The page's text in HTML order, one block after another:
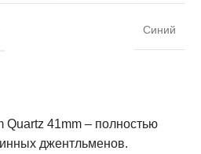
Синий
Quartz 41mm – полностью
джентльменов.